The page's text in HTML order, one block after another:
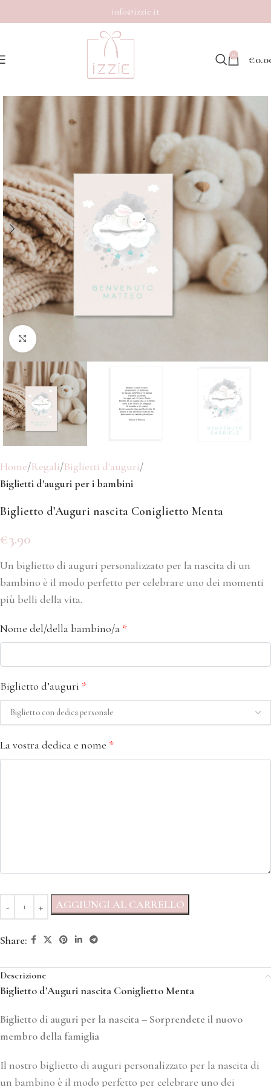
info@izzie.it
0 €
Click to enlarge
Home Regali Biglietti d'auguri
Biglietti d'auguri per i bambini
Biglietto d’Auguri nascita Coniglietto Menta
€3.90
Un biglietto di auguri personalizzato per la nascita di un
bambino è il modo perfetto per celebrare uno dei momenti
più belli della vita.
Nome del/della bambino/a *
Biglietto d’auguri *
La vostra dedica e nome *
AGGIUNGI AL CARRELLO
Share:
Descrizione
Biglietto d’Auguri nascita Coniglietto Menta
Biglietto di auguri per la nascita – Sorprendete il nuovo
membro della famiglia
Il nostro biglietto di auguri personalizzato per la nascita di
un bambino è il modo perfetto per celebrare uno dei